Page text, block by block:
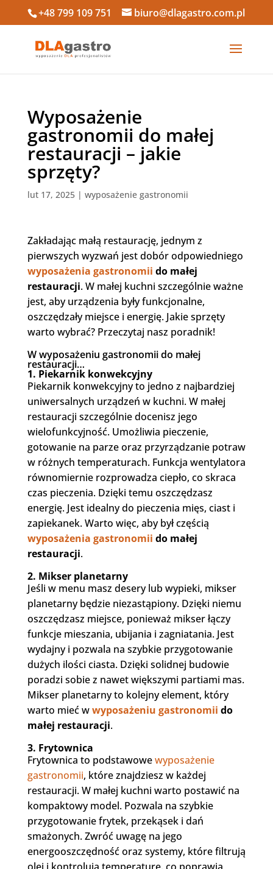
+48 799 109 751 biuro@dlagastro.com.pl
Wyposażenie
gastronomii do małej
restauracji – jakie
sprzęty?
lut 17, 2025| wyposażenie gastronomii
Zakładając małą restaurację, jednym z
pierwszych wyzwań jest dobór odpowiedniego
wyposażenia gastronomii do małej
restauracji. W małej kuchni szczególnie ważne
jest, aby urządzenia były funkcjonalne,
oszczędzały miejsce i energię. Jakie sprzęty
warto wybrać? Przeczytaj nasz poradnik!
W wyposażeniu gastronomii do małej
restauracji…
1. Piekarnik konwekcyjny
Piekarnik konwekcyjny to jedno z najbardziej
uniwersalnych urządzeń w kuchni. W małej
restauracji szczególnie docenisz jego
wielofunkcyjność. Umożliwia pieczenie,
gotowanie na parze oraz przyrządzanie potraw
w różnych temperaturach. Funkcja wentylatora
równomiernie rozprowadza ciepło, co skraca
czas pieczenia. Dzięki temu oszczędzasz
energię. Jest idealny do pieczenia mięs, ciast i
zapiekanek. Warto więc, aby był częścią
wyposażenia gastronomii do małej
restauracji.
2. Mikser planetarny
Jeśli w menu masz desery lub wypieki, mikser
planetarny będzie niezastąpiony. Dzięki niemu
oszczędzasz miejsce, ponieważ mikser łączy
funkcje mieszania, ubijania i zagniatania. Jest
wydajny i pozwala na szybkie przygotowanie
dużych ilości ciasta. Dzięki solidnej budowie
poradzi sobie z nawet większymi partiami mas.
Mikser planetarny to kolejny element, który
warto mieć wwyposażeniu gastronomii do
małej restauracji.
3. Frytownica
Frytownica to podstawowewyposażenie
gastronomii, które znajdziesz w każdej
restauracji. W małej kuchni warto postawić na
kompaktowy model. Pozwala na szybkie
przygotowanie frytek, przekąsek i dań
smażonych. Zwróć uwagę na jego
energooszczędność oraz systemy, które filtrują